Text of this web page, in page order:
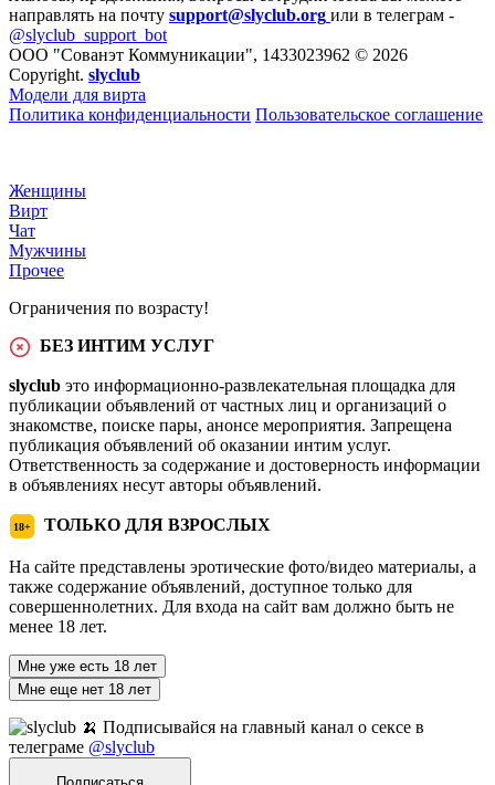
направлять на почту support@slyclub.org или в телеграм -
@slyclub_support_bot
ООО "Сованэт Коммуникации", 1433023962 © 2026
Copyright. slyclub
Модели для вирта
Политика конфиденциальности Пользовательское соглашение
Женщины
Вирт
Чат
Мужчины
Прочее
Ограничения по возрасту!
БЕЗ ИНТИМ УСЛУГ
slyclub это информационно-развлекательная площадка для
публикации объявлений от частных лиц и организаций о
знакомстве, поиске пары, анонсе мероприятия. Запрещена
публикация объявлений об оказании интим услуг.
Ответственность за содержание и достоверность информации
в объявлениях несут авторы объявлений.
18+ ТОЛЬКО ДЛЯ ВЗРОСЛЫХ
На сайте представлены эротические фото/видео материалы, а
также содержание объявлений, доступное только для
совершеннолетних. Для входа на сайт вам должно быть не
менее 18 лет.
Мне уже есть 18 лет
Мне еще нет 18 лет
🍌 Подписывайся на главный канал о сексе в
телеграме @slyclub